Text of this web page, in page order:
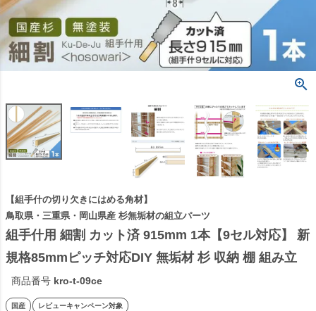
【組手什の切り欠きにはめる角材】
鳥取県・三重県・岡山県産 杉無垢材の組立パーツ
組手什用 細割 カット済 915mm 1本【9セル対応】 新
規格85mmピッチ対応DIY 無垢材 杉 収納 棚 組み立
て 天然木 本棚 工作 間伐材 角材 木材 材料 シェルフ
くでじゅう 2306SS
商品番号 kro-t-09ce
国産 レビューキャンペーン対象